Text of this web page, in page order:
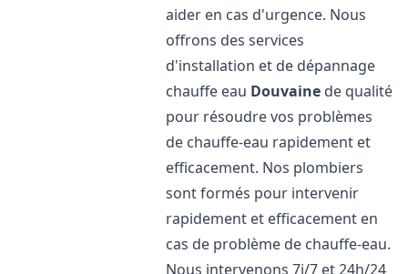
aider en cas d'urgence. Nous
offrons des services
d'installation et de dépannage
chauffe eau Douvaine de qualité
pour résoudre vos problèmes
de chauffe-eau rapidement et
efficacement. Nos plombiers
sont formés pour intervenir
rapidement et efficacement en
cas de problème de chauffe-eau.
Nous intervenons 7j/7 et 24h/24